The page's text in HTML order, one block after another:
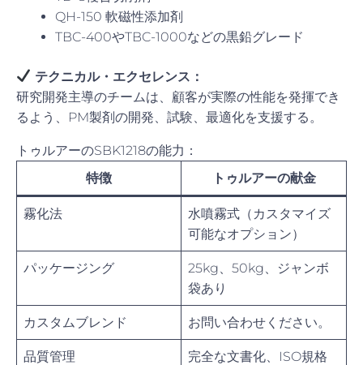
QH-150 軟磁性添加剤
TBC-400やTBC-1000などの黒鉛グレード
テクニカル・エクセレンス：
研究開発主導のチームは、顧客が実際の性能を発揮でき
るよう、PM製剤の開発、試験、最適化を支援する。
トゥルアーのSBK1218の能力：
特徴
トゥルアーの献金
霧化法
水噴霧式（カスタマイズ
可能なオプション）
パッケージング
25kg、50kg、ジャンボ
袋あり
カスタムブレンド お問い合わせください。
品質管理 完全な文書化、ISO規格